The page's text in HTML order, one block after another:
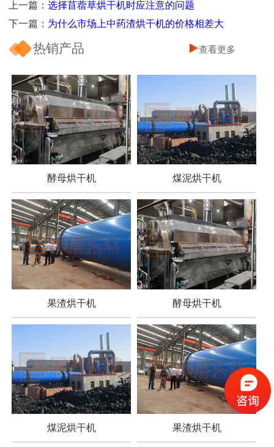
上一篇： 选择苜蓿草烘干机时应注意的问题
下一篇： 为什么市场上中药渣烘干机的价格相差大
热销产品 查看更多
酵母烘干机 煤泥烘干机
果渣烘干机 酵母烘干机
煤泥烘干机 果渣烘干机